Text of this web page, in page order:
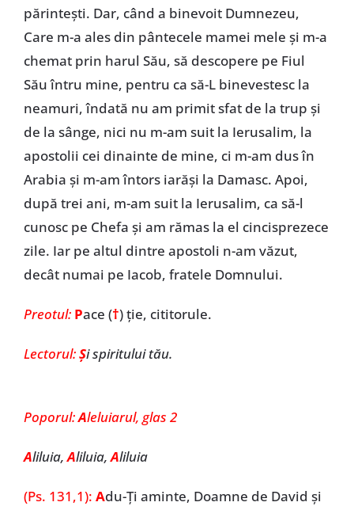
părintești. Dar, când a binevoit Dumnezeu,
Care m-a ales din pântecele mamei mele și m-a
chemat prin harul Său, să descopere pe Fiul
Său întru mine, pentru ca să-L binevestesc la
neamuri, îndată nu am primit sfat de la trup și
de la sânge, nici nu m-am suit la Ierusalim, la
apostolii cei dinainte de mine, ci m-am dus în
Arabia și m-am întors iarăși la Damasc. Apoi,
după trei ani, m-am suit la Ierusalim, ca să-l
cunosc pe Chefa și am rămas la el cincisprezece
zile. Iar pe altul dintre apostoli n-am văzut,
decât numai pe Iacob, fratele Domnului.
Preotul: Pace (†)ţie, cititorule.
Lectorul:Şi spiritului tău.
Poporul:Aleluiarul, glas 2
Aliluia,Aliluia,Aliluia
(Ps. 131,1): Adu-Ți aminte, Doamne de David și